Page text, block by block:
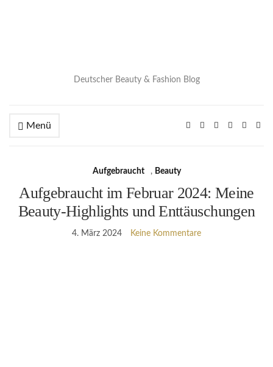
Deutscher Beauty & Fashion Blog
Menü
Aufgebraucht , Beauty
Aufgebraucht im Februar 2024: Meine
Beauty-Highlights und Enttäuschungen
4. März 2024 Keine Kommentare